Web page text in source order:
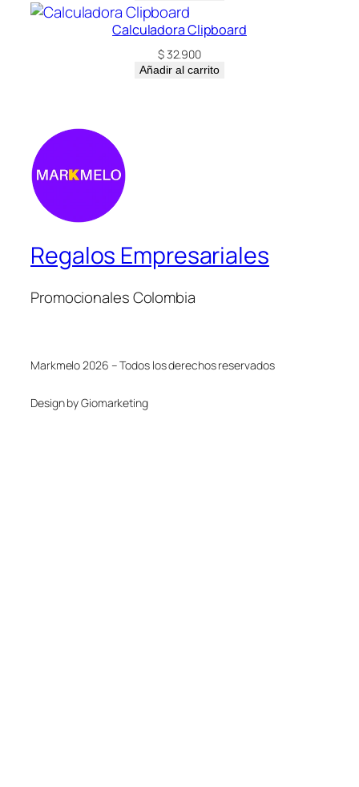
Calculadora Clipboard
$32.900
Añadir al carrito
Regalos Empresariales
Promocionales Colombia
Markmelo 2026 – Todos los derechos reservados
Design by Giomarketing